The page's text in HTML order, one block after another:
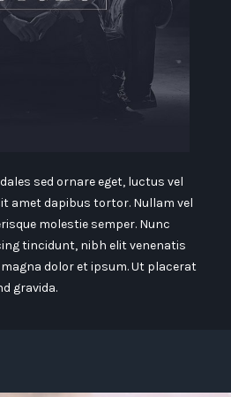
sed ornare eget, luctus vel
amet dapibus tortor. Nullam vel
molestie semper. Nunc
tincidunt, nibh elit venenatis
dolor et ipsum. Ut placerat
gravida.